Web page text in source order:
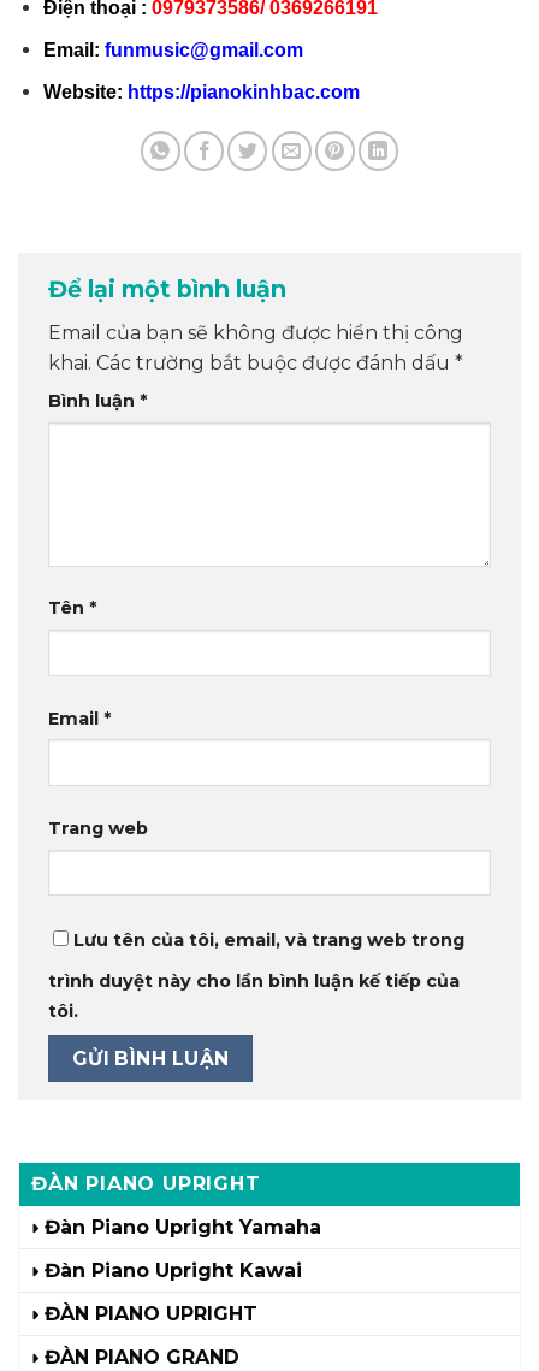
Điện thoại : 0979373586/ 0369266191
Email: funmusic@gmail.com
Website: https://pianokinhbac.com
Để lại một bình luận
Email của bạn sẽ không được hiển thị công
khai. Các trường bắt buộc được đánh dấu *
Bình luận *
Tên *
Email *
Trang web
Lưu tên của tôi, email, và trang web trong
trình duyệt này cho lần bình luận kế tiếp của
tôi.
ĐÀN PIANO UPRIGHT
Đàn Piano Upright Yamaha
Đàn Piano Upright Kawai
ĐÀN PIANO UPRIGHT
ĐÀN PIANO GRAND